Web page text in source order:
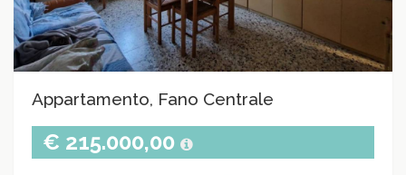
Appartamento, Fano Centrale
€ 215.000,00